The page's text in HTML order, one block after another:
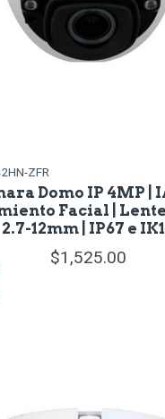
ZFR
Domo IP 4MP
Facial |
2.7-12mm | IP67 e
1,525.00